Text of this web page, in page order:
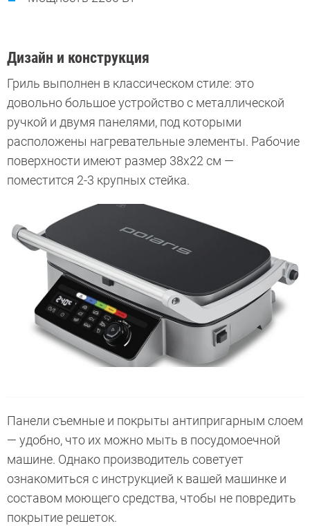
Дизайн и конструкция
Гриль выполнен в классическом стиле: это
довольно большое устройство с металлической
ручкой и двумя панелями, под которыми
расположены нагревательные элементы. Рабочие
поверхности имеют размер 38х22 см —
поместится 2-3 крупных стейка.
Панели съемные и покрыты антипригарным слоем
— удобно, что их можно мыть в посудомоечной
машине. Однако производитель советует
ознакомиться с инструкцией к вашей машинке и
составом моющего средства, чтобы не повредить
покрытие решеток.